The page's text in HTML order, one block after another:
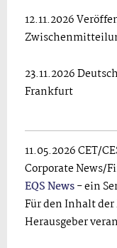
12.11.2026
23.11.2026
Frankfurt
11.05.2026 CET/
Corporate News/
EQS News- ein
Für den Inhalt
Herausgeber